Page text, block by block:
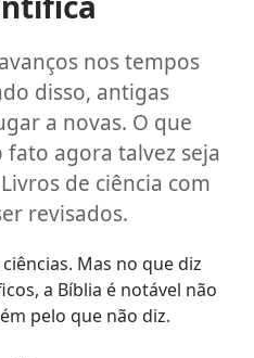
nos tempos
disso, antigas
a novas. O que
agora talvez seja
de ciência com
revisados.
Mas no que diz
a Bíblia é notável não
pelo que não diz.